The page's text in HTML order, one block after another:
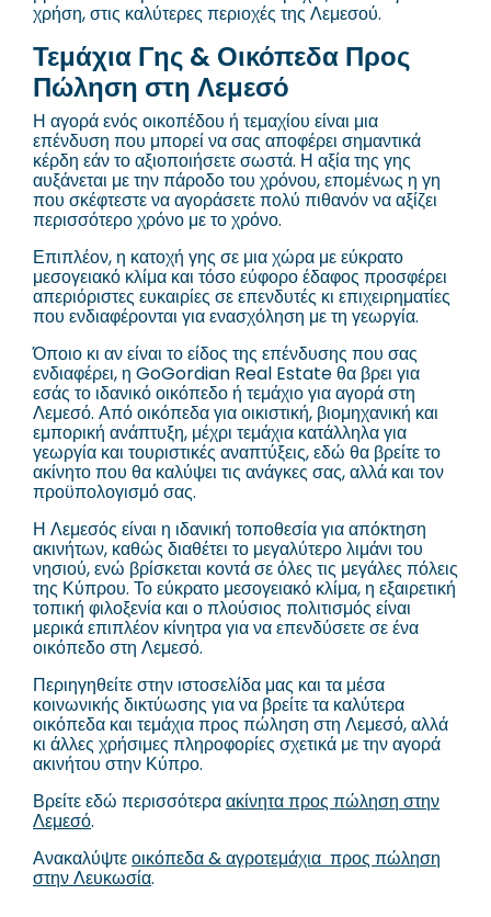
χρήση, στις καλύτερες περιοχές της Λεμεσού.
Τεμάχια Γης & Οικόπεδα Προς
Πώληση στη Λεμεσό
Η αγορά ενός οικοπέδου ή τεμαχίου είναι μια
επένδυση που μπορεί να σας αποφέρει σημαντικά
κέρδη εάν το αξιοποιήσετε σωστά. Η αξία της γης
αυξάνεται με την πάροδο του χρόνου, επομένως η γη
που σκέφτεστε να αγοράσετε πολύ πιθανόν να αξίζει
περισσότερο χρόνο με το χρόνο.
Επιπλέον, η κατοχή γης σε μια χώρα με εύκρατο
μεσογειακό κλίμα και τόσο εύφορο έδαφος προσφέρει
απεριόριστες ευκαιρίες σε επενδυτές κι επιχειρηματίες
που ενδιαφέρονται για ενασχόληση με τη γεωργία.
Όποιο κι αν είναι το είδος της επένδυσης που σας
ενδιαφέρει, η GoGordian Real Estate θα βρει για
εσάς το ιδανικό οικόπεδο ή τεμάχιο για αγορά στη
Λεμεσό. Από οικόπεδα για οικιστική, βιομηχανική και
εμπορική ανάπτυξη, μέχρι τεμάχια κατάλληλα για
γεωργία και τουριστικές αναπτύξεις, εδώ θα βρείτε το
ακίνητο που θα καλύψει τις ανάγκες σας, αλλά και τον
προϋπολογισμό σας.
Η Λεμεσός είναι η ιδανική τοποθεσία για απόκτηση
ακινήτων, καθώς διαθέτει το μεγαλύτερο λιμάνι του
νησιού, ενώ βρίσκεται κοντά σε όλες τις μεγάλες πόλεις
της Κύπρου. Το εύκρατο μεσογειακό κλίμα, η εξαιρετική
τοπική φιλοξενία και ο πλούσιος πολιτισμός είναι
μερικά επιπλέον κίνητρα για να επενδύσετε σε ένα
οικόπεδο στη Λεμεσό.
Περιηγηθείτε στην ιστοσελίδα μας και τα μέσα
κοινωνικής δικτύωσης για να βρείτε τα καλύτερα
οικόπεδα και τεμάχια προς πώληση στη Λεμεσό, αλλά
κι άλλες χρήσιμες πληροφορίες σχετικά με την αγορά
ακινήτου στην Κύπρο.
Βρείτε εδώ περισσότεραακίνητα προς πώληση στην
Λεμεσό.
Ανακαλύψτεοικόπεδα & αγροτεμάχια προς πώληση
στην Λευκωσία.